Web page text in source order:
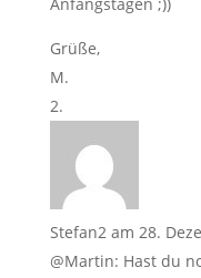
Grüße,
M.
Stefan2 am 28.
@Martin: Hast du